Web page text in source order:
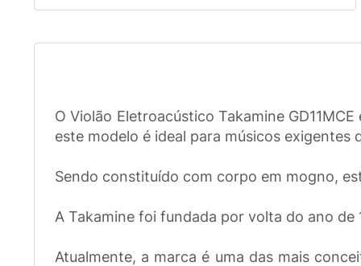
O Violão Eletroacústico Takamine
este modelo é ideal para músicos
Sendo constituído com corpo em mogno,
A Takamine foi fundada por volta do ano
Atualmente, a marca é uma das mais